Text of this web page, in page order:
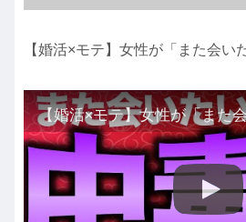
【婚活×モテ】女性が「また会い